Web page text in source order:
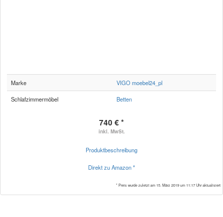
Marke VIGO moebel24_pl
Schlafzimmermöbel Betten
740 € *
inkl. MwSt.
Produktbeschreibung
Direkt zu Amazon *
* Preis wurde zuletzt am 15. März 2019 um 11:17 Uhr aktualisiert